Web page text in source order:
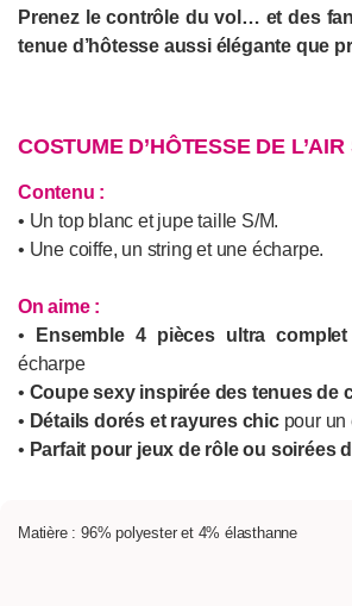
Prenez le contrôle du vol… et des
tenue d’hôtesse aussi élégante que
COSTUME D’HÔTESSE DE L’AIR
Contenu :
• Un top blanc et jupe taille S/M.
• Une coiffe, un string et une écharpe.
On aime :
•
Ensemble 4 pièces ultra complet
écharpe
• Coupe sexy inspirée des tenues de
• Détails dorés et rayures chicpour un
• Parfait pour jeux de rôle ou soirées
Matière : 96% polyester et 4% élasthanne